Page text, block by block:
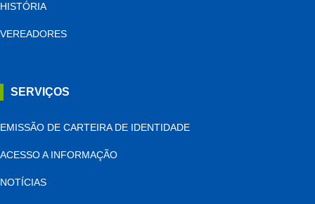
HISTÓRIA
VEREADORES
SERVIÇOS
EMISSÃO DE CARTEIRA DE IDENTIDADE
ACESSO A INFORMAÇÃO
NOTÍCIAS